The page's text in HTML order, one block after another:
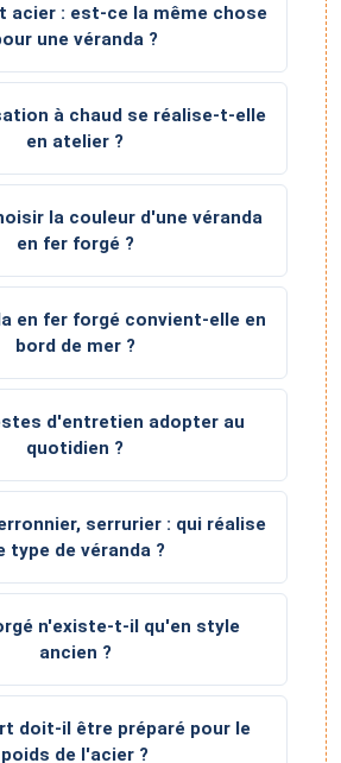
acier : est-ce la même chose
une véranda ?
à chaud se réalise-t-elle
en atelier ?
la couleur d'une véranda
en fer forgé ?
en fer forgé convient-elle en
bord de mer ?
d'entretien adopter au
quotidien ?
serrurier : qui réalise
type de véranda ?
n'existe-t-il qu'en style
ancien ?
doit-il être préparé pour le
poids de l'acier ?